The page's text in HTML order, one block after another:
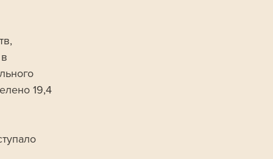
19,4